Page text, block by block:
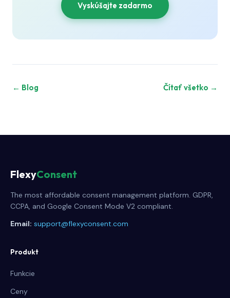
Vyskúšajte zadarmo
← Blog Čítať všetko →
FlexyConsent
The most affordable consent management platform. GDPR,
CCPA, and Google Consent Mode V2 compliant.
Email: support@flexyconsent.com
Produkt
Funkcie
Ceny